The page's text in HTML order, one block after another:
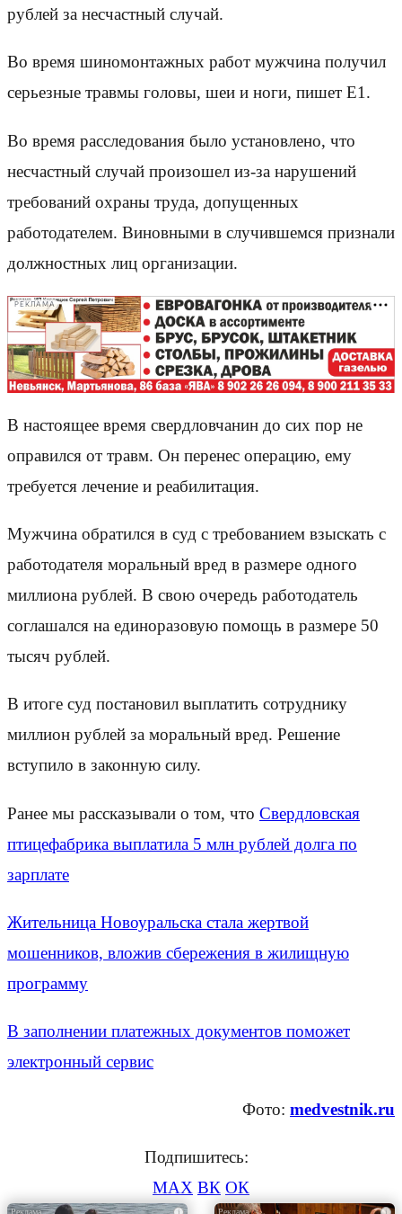
рублей за несчастный случай.
Во время шиномонтажных работ мужчина получил
серьезные травмы головы, шеи и ноги, пишет Е1.
Во время расследования было установлено, что
несчастный случай произошел из-за нарушений
требований охраны труда, допущенных
работодателем. Виновными в случившемся признали
должностных лиц организации.
РЕКЛАМА
В настоящее время свердловчанин до сих пор не
оправился от травм. Он перенес операцию, ему
требуется лечение и реабилитация.
Мужчина обратился в суд с требованием взыскать с
работодателя моральный вред в размере одного
миллиона рублей. В свою очередь работодатель
соглашался на единоразовую помощь в размере 50
тысяч рублей.
В итоге суд постановил выплатить сотруднику
миллион рублей за моральный вред. Решение
вступило в законную силу.
Ранее мы рассказывали о том, что Свердловская
птицефабрика выплатила 5 млн рублей долга по
зарплате
Жительница Новоуральска стала жертвой
мошенников, вложив сбережения в жилищную
программу
В заполнении платежных документов поможет
электронный сервис
Фото: medvestnik.ru
Подпишитесь:
MAX ВК ОК
i i